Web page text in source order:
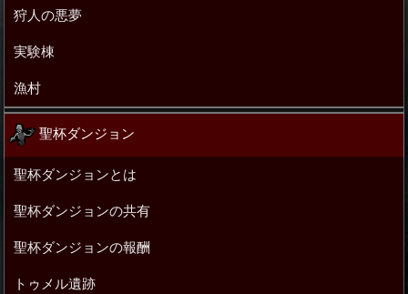
狩人の悪夢
実験棟
漁村
聖杯ダンジョン
聖杯ダンジョンとは
聖杯ダンジョンの共有
聖杯ダンジョンの報酬
トゥメル遺跡